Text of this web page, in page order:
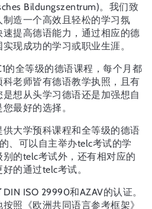
Bildungszentrum)。我们致
造一个高效且轻松的学习氛
提高德语能力，通过相应的德
现成功的学习或职业生涯。
的全等级的德语课程，每个月都
老师皆有德语教学执照，且有
想从头学习德语还是加强想自
最好的选择。
大学预科课程和全等级的德语
、可以自主举办telc考试的学
的telc考试外，还有相对应的
的通过telc考试。
ISO 29990和AZAV的认证。
照《欧洲共同语言参考框架》